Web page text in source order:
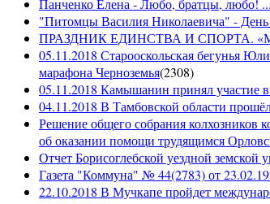
Панченко Елена - Любо, братцы, любо! ...
"Питомцы Василия Николаевича" - День
ПРАЗДНИК ЕДИНСТВА И СПОРТА.
05.11.2018 Старооскольская бегунья
марафона Черноземья(2308)
05.11.2018 Камышанин принял участие в
04.11.2018 В Тамбовской области
Решение общего собрания
об оказании помощи трудящимся
Отчет Борисоглебской уездной земской
Газета "Коммуна" № 44(2783) от
22.10.2018 В Мучкапе пройдет